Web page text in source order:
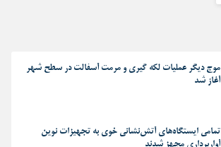
موج دیگر عملیات لکه گیری و مرمت آسفالت در سطح شهر
آغاز شد
تمامی ایستگاه‌های آتش‌نشانی خوی به تجهیزات نوین
آواربرداری مجهز شدند